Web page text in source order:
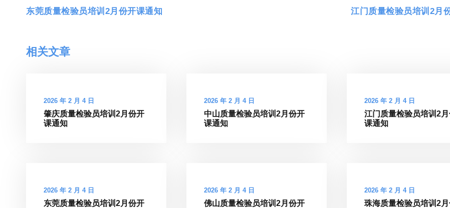
东莞质量检验员培训2月份开课通知 江门质量检验员培训2月
相关文章
2026 年 2 月 4 日
肇庆质量检验员培训2月份开
课通知
2026 年 2 月 4 日
中山质量检验员培训2月份开
课通知
2026 年 2 月 4 日
江门质量检验员培训2
课通知
2026 年 2 月 4 日
东莞质量检验员培训2月份开
2026 年 2 月 4 日
佛山质量检验员培训2月份开
2026 年 2 月 4 日
珠海质量检验员培训2